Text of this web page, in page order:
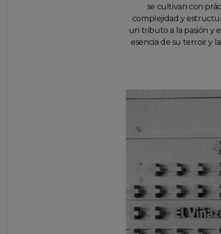
se cultivan con
complejidad y
un tributo a la pasión y
esencia de su terroir y